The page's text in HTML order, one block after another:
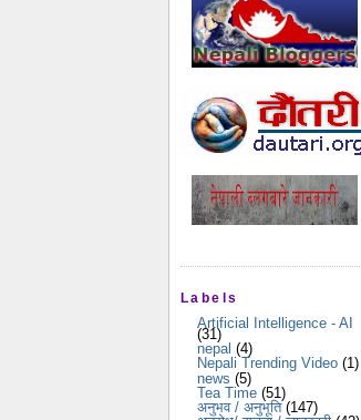
Labels
Artificial Intelligence - AI
(31)
nepal (4)
Nepali Trending Video (1)
news (5)
Tea Time (51)
अनुभव / अनुभूति (147)